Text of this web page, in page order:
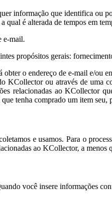
informação que identifica ou
qual é alterada de tempos em
e-mail.
propósitos gerais:
o endereço de e-mail e/ou
KCollector ou através de
relacionadas ao KCollector
tenha comprado um item
e usamos. Para o
ao KCollector, a
você insere informações